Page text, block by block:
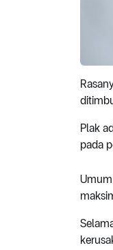
Plak
pada